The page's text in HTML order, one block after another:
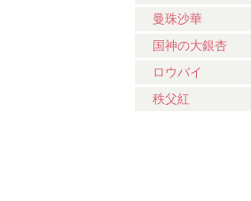
曼珠沙華
国神の大銀杏
ロウバイ
秩父紅